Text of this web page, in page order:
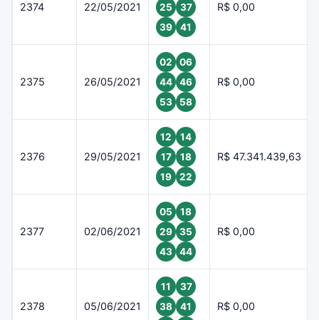
2374 22/05/2021
25
37
39
41
R$ 0,00
2375 26/05/2021
02
06
44
46
53
58
R$ 0,00
2376 29/05/2021
12
14
17
18
19
22
R$ 47.341.439,63
2377 02/06/2021
05
18
29
35
43
44
R$ 0,00
2378 05/06/2021
11
37
38
41
R$ 0,00